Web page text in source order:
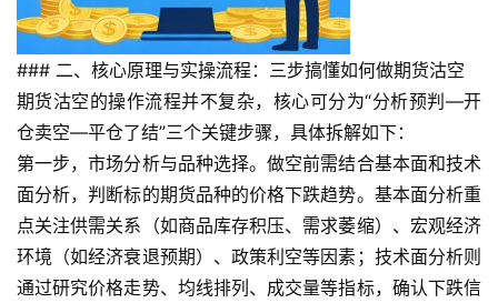
### 二、核心原理与实操流程：三步搞懂如何做期货沽空
期货沽空的操作流程并不复杂，核心可分为“分析预判—开
仓卖空—平仓了结”三个关键步骤，具体拆解如下：
第一步，市场分析与品种选择。做空前需结合基本面和技术
面分析，判断标的期货品种的价格下跌趋势。基本面分析重
点关注供需关系（如商品库存积压、需求萎缩）、宏观经济
环境（如经济衰退预期）、政策利空等因素；技术面分析则
通过研究价格走势、均线排列、成交量等指标，确认下跌信